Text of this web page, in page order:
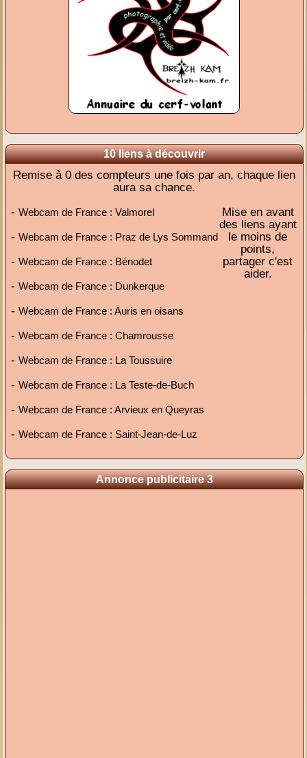
10 liens à découvrir
Remise à 0 des compteurs une fois par an, chaque lien
aura sa chance.
-Webcam de France : Valmorel
-Webcam de France : Praz de Lys Sommand
-Webcam de France : Bénodet
-Webcam de France : Dunkerque
-Webcam de France : Auris en oisans
-Webcam de France : Chamrousse
-Webcam de France : La Toussuire
-Webcam de France : La Teste-de-Buch
-Webcam de France : Arvieux en Queyras
-Webcam de France : Saint-Jean-de-Luz
Mise en avant
des liens ayant
le moins de
points,
partager c'est
aider.
Annonce publicitaire 3